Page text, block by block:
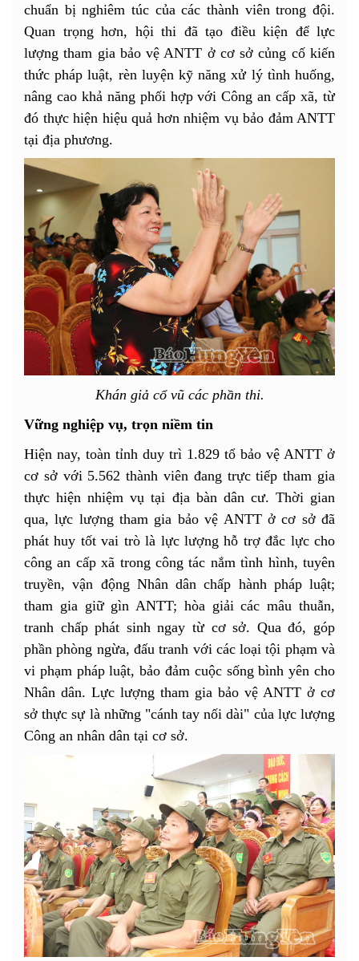
chuẩn bị nghiêm túc của các thành viên trong đội.
Quan trọng hơn, hội thi đã tạo điều kiện để lực
lượng tham gia bảo vệ ANTT ở cơ sở củng cố kiến
thức pháp luật, rèn luyện kỹ năng xử lý tình huống,
nâng cao khả năng phối hợp với Công an cấp xã, từ
đó thực hiện hiệu quả hơn nhiệm vụ bảo đảm ANTT
tại địa phương.
Khán giả cổ vũ các phần thi.
Vững nghiệp vụ, trọn niềm tin
Hiện nay, toàn tỉnh duy trì 1.829 tổ bảo vệ ANTT ở
cơ sở với 5.562 thành viên đang trực tiếp tham gia
thực hiện nhiệm vụ tại địa bàn dân cư. Thời gian
qua, lực lượng tham gia bảo vệ ANTT ở cơ sở đã
phát huy tốt vai trò là lực lượng hỗ trợ đắc lực cho
công an cấp xã trong công tác nắm tình hình, tuyên
truyền, vận động Nhân dân chấp hành pháp luật;
tham gia giữ gìn ANTT; hòa giải các mâu thuẫn,
tranh chấp phát sinh ngay từ cơ sở. Qua đó, góp
phần phòng ngừa, đấu tranh với các loại tội phạm và
vi phạm pháp luật, bảo đảm cuộc sống bình yên cho
Nhân dân. Lực lượng tham gia bảo vệ ANTT ở cơ
sở thực sự là những "cánh tay nối dài" của lực lượng
Công an nhân dân tại cơ sở.